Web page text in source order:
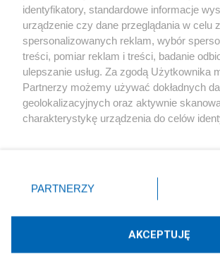
Kultura
X Facebook Instagram
Technologię dostarcza:
identyfikatory, standardowe informacje
urządzenie czy dane przeglądania w celu
spersonalizowanych reklam, wybór
treści, pomiar reklam i treści, badanie
ulepszanie usług. Za zgodą Użytkownika
Partnerzy możemy używać dokładnych
geolokalizacyjnych oraz aktywnie
charakterystykę urządzenia do celów
zmienić/wycofać klikając przycisk
znajdujący się w lewym dolnym rogu strony
rodzaje przetwarzania danych nie
użytkownika, ale masz prawo sprzeciwić
przetwarzaniu. Preferencje będą miały
PARTNERZY
AKCEPTUJĘ